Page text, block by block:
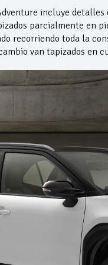
incluye
parcialmente en
recorriendo toda la
van tapizados en